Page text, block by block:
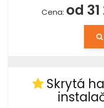
Cena: od
Skrytá